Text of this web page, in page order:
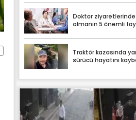
Doktor ziyaretlerinde
almanın 5 önemli
Traktör kazasında
sürücü hayatını